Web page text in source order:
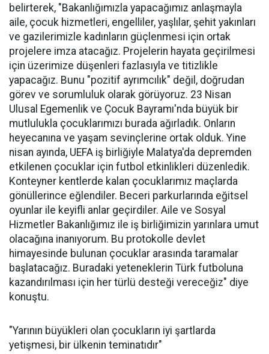
belirterek, "Bakanlığımızla yapacağımız anlaşmayla
aile, çocuk hizmetleri, engelliler, yaşlılar, şehit yakınları
ve gazilerimizle kadınların güçlenmesi için ortak
projelere imza atacağız. Projelerin hayata geçirilmesi
için üzerimize düşenleri fazlasıyla ve titizlikle
yapacağız. Bunu "pozitif ayrımcılık" değil, doğrudan
görev ve sorumluluk olarak görüyoruz. 23 Nisan
Ulusal Egemenlik ve Çocuk Bayramı'nda büyük bir
mutlulukla çocuklarımızı burada ağırladık. Onların
heyecanına ve yaşam sevinçlerine ortak olduk. Yine
nisan ayında, UEFA iş birliğiyle Malatya'da depremden
etkilenen çocuklar için futbol etkinlikleri düzenledik.
Konteyner kentlerde kalan çocuklarımız maçlarda
gönüllerince eğlendiler. Beceri parkurlarında eğitsel
oyunlar ile keyifli anlar geçirdiler. Aile ve Sosyal
Hizmetler Bakanlığımız ile iş birliğimizin yarınlara umut
olacağına inanıyorum. Bu protokolle devlet
himayesinde bulunan çocuklar arasında taramalar
başlatacağız. Buradaki yeteneklerin Türk futboluna
kazandırılması için her türlü desteği vereceğiz" diye
konuştu.
"Yarının büyükleri olan çocukların iyi şartlarda
yetişmesi, bir ülkenin teminatıdır"